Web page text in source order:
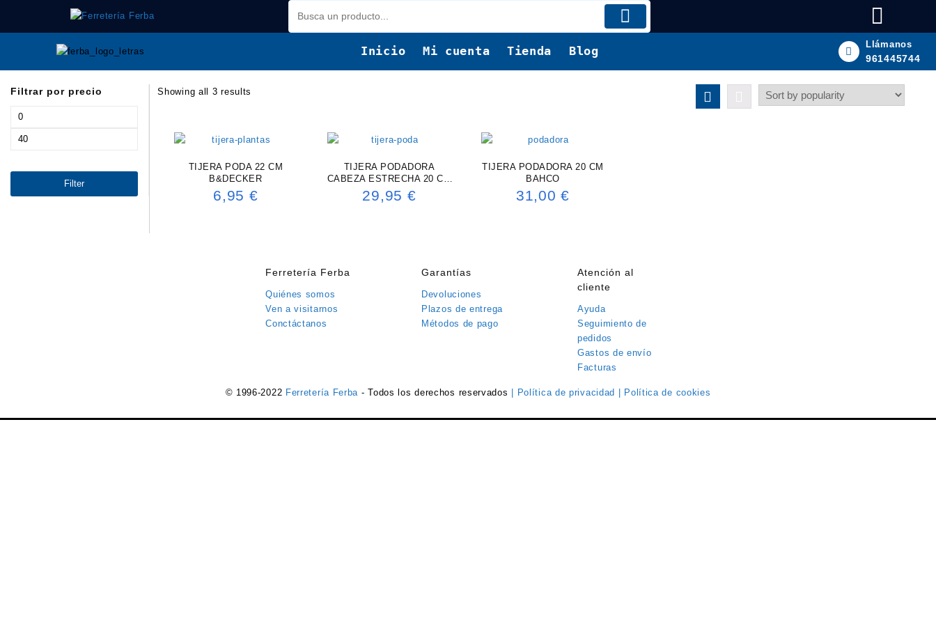
contenido
Inicio Mi cuenta Tienda Blog Llámanos
961445744
Filtrar por precio
Min
Max
Filter
Showing all 3 results
TIJERA PODA 22 CM
B&DECKER
6,95 €
TIJERA PODADORA
CABEZA ESTRECHA 20 CM
BAHCO
29,95 €
TIJERA PODADORA 20 CM
BAHCO
31,00€
Ferretería Ferba
Quiénes somos
Ven a visitarnos
Conctáctanos
Garantías
Devoluciones
Plazos de entrega
Métodos de pago
Atención al
cliente
Ayuda
Seguimiento de
pedidos
Gastos de envío
Facturas
© 1996-2022 Ferretería Ferba - Todos los derechos reservados | Política de privacidad | Política de cookies